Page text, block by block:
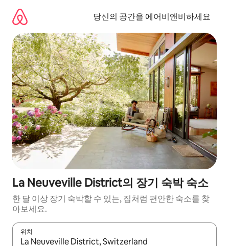
당신의 공간을 에어비앤비하세요
La Neuveville District의 장기 숙박 숙소
한 달 이상 장기 숙박할 수 있는, 집처럼 편안한 숙소를 찾
아보세요.
위치
결과가 나오면 위·아래 화살표 키를 사용하거나 터치 또는 스와이